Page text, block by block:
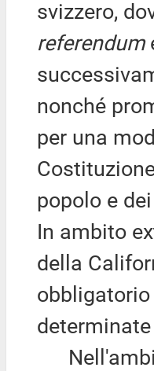
svizzero,
referendum
nonché
per una
popolo e
In ambito
della